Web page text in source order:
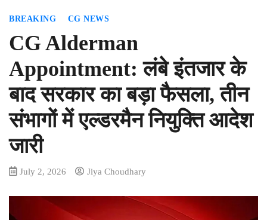
watch
BREAKING CG NEWS
CG Alderman
Appointment: लंबे इंतजार के
बाद सरकार का बड़ा फैसला, तीन
संभागों में एल्डरमैन नियुक्ति आदेश
जारी
July 2, 2026 Jiya Choudhary